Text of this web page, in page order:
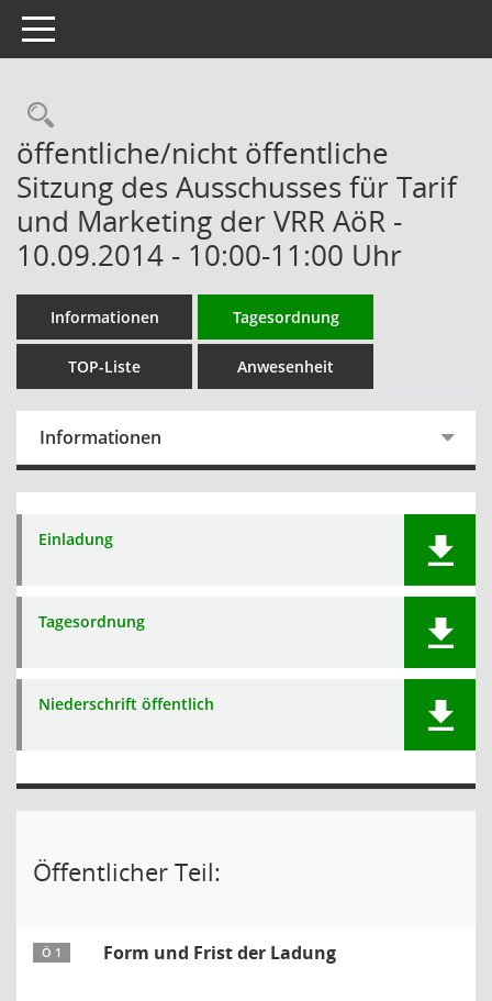
Toggle navigation
Rechercheauswahl
öffentliche/nicht öffentliche
Sitzung des Ausschusses für Tarif
und Marketing der VRR AöR -
10.09.2014 - 10:00-11:00 Uhr
Informationen Tagesordnung
TOP-Liste Anwesenheit
Informationen
Einladung
Tagesordnung
Niederschrift öffentlich
Öffentlicher Teil:
Ö 1 Form und Frist der Ladung